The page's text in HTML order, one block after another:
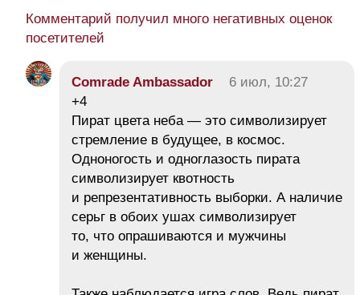
Комментарий получил много негативных оценок
посетителей
Comrade Ambassador
6 июл, 10:27
+4
Пират цвета неба — это символизирует
стремление в будущее, в космос.
Одноногость и одноглазость пирата
символизирует квотность
и репрезентативность выборки. А наличие
серьг в обоих ушах символизирует
то, что опрашиваются и мужчины
и женщины.